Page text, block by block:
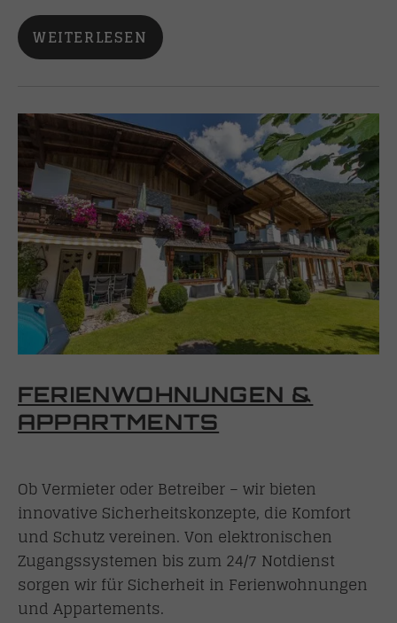
WEITERLESEN
FERIENWOHNUNGEN &
APPARTMENTS
Ob Vermieter oder Betreiber – wir bieten
innovative Sicherheitskonzepte, die Komfort
und Schutz vereinen. Von elektronischen
Zugangssystemen bis zum 24/7 Notdienst
sorgen wir für Sicherheit in Ferienwohnungen
und Appartements.